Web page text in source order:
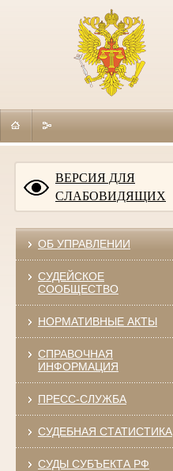
ВЕРСИЯ ДЛЯ
СЛАБОВИДЯЩИХ
ОБ УПРАВЛЕНИИ
СУДЕЙСКОЕ
СООБЩЕСТВО
НОРМАТИВНЫЕ АКТЫ
СПРАВОЧНАЯ
ИНФОРМАЦИЯ
ПРЕСС-СЛУЖБА
СУДЕБНАЯ СТАТИСТИКА
СУДЫ СУБЪЕКТА РФ